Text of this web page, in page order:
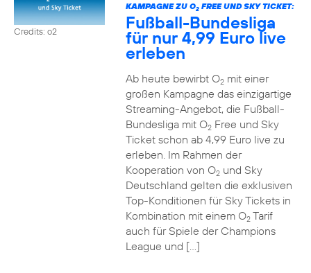
Credits: o2
KAMPAGNE ZU O2FREE UND SKY TICKET:
Fußball-Bundesliga
für nur 4,99 Euro live
erleben
Ab heute bewirbt O2mit einer
großen Kampagne das einzigartige
Streaming-Angebot, die Fußball-
Bundesliga mit O2Free und Sky
Ticket schon ab 4,99 Euro live zu
erleben. Im Rahmen der
Kooperation von O2und Sky
Deutschland gelten die exklusiven
Top-Konditionen für Sky Tickets in
Kombination mit einem O2Tarif
auch für Spiele der Champions
League und […]